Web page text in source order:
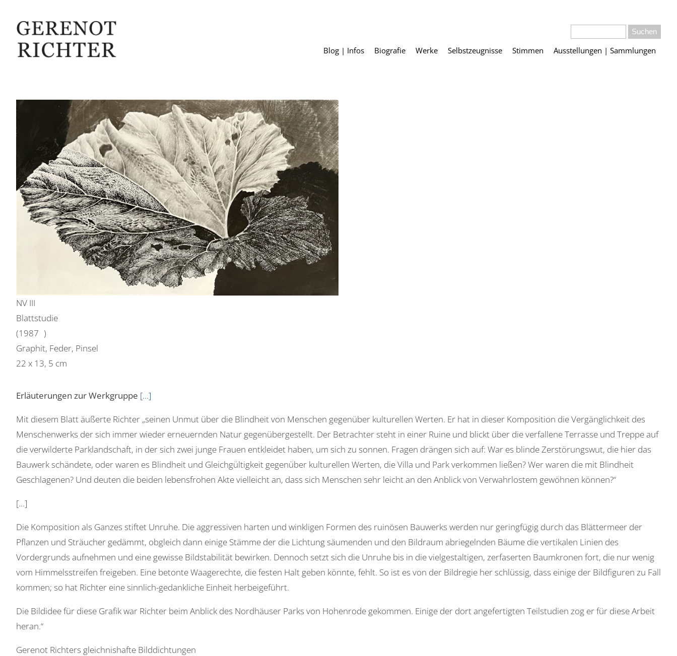
Blog | Infos Biografie Werke Selbstzeugnisse Stimmen Ausstellungen | Sammlungen
NV III
Blattstudie
(1987 )
Graphit, Feder, Pinsel
22 x 13, 5 cm
Erläuterungen zur Werkgruppe […]
Mit diesem Blatt äußerte Richter „seinen Unmut über die Blindheit von Menschen gegenüber kulturellen Werten. Er hat in dieser Komposition die Vergänglichkeit des
Menschenwerks der sich immer wieder erneuernden Natur gegenübergestellt. Der Betrachter steht in einer Ruine und blickt über die verfallene Terrasse und Treppe auf
die verwilderte Parklandschaft, in der sich zwei junge Frauen entkleidet haben, um sich zu sonnen. Fragen drängen sich auf: War es blinde Zerstörungswut, die hier das
Bauwerk schändete, oder waren es Blindheit und Gleichgültigkeit gegenüber kulturellen Werten, die Villa und Park verkommen ließen? Wer waren die mit Blindheit
Geschlagenen? Und deuten die beiden lebensfrohen Akte vielleicht an, dass sich Menschen sehr leicht an den Anblick von Verwahrlostem gewöhnen können?“
[…]
Die Komposition als Ganzes stiftet Unruhe. Die aggressiven harten und winkligen Formen des ruinösen Bauwerks werden nur geringfügig durch das Blättermeer der
Pflanzen und Sträucher gedämmt, obgleich dann einige Stämme der die Lichtung säumenden und den Bildraum abriegelnden Bäume die vertikalen Linien des
Vordergrunds aufnehmen und eine gewisse Bildstabilität bewirken. Dennoch setzt sich die Unruhe bis in die vielgestaltigen, zerfaserten Baumkronen fort, die nur wenig
vom Himmelsstreifen freigeben. Eine betonte Waagerechte, die festen Halt geben könnte, fehlt. So ist es von der Bildregie her schlüssig, dass einige der Bildfiguren zu Fall
kommen; so hat Richter eine sinnlich-gedankliche Einheit herbeigeführt.
Die Bildidee für diese Grafik war Richter beim Anblick des Nordhäuser Parks von Hohenrode gekommen. Einige der dort angefertigten Teilstudien zog er für diese Arbeit
heran.“
Gerenot Richters gleichnishafte Bilddichtungen